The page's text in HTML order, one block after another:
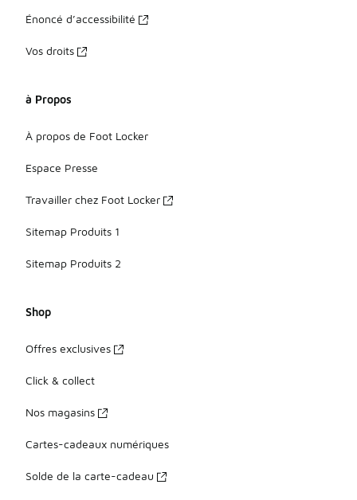
Énoncé d’accessibilité
Vos droits
à Propos
À propos de Foot Locker
Espace Presse
Travailler chez Foot Locker
Sitemap Produits 1
Sitemap Produits 2
Shop
Offres exclusives
Click & collect
Nos magasins
Cartes-cadeaux numériques
Solde de la carte-cadeau